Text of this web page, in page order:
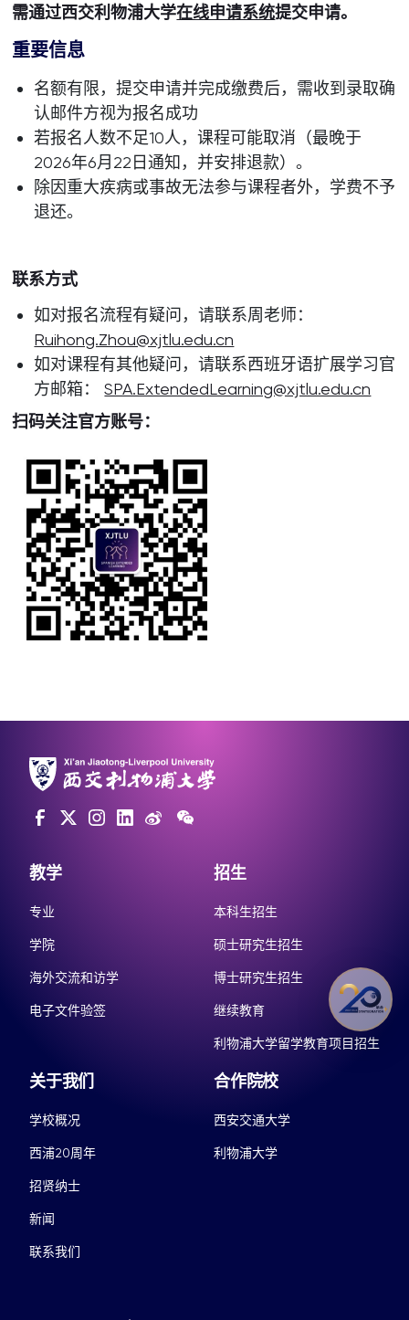
需通过西交利物浦大学在线申请系统提交申请。
重要信息
名额有限，提交申请并完成缴费后，需收到录取确
认邮件方视为报名成功
若报名人数不足10人，课程可能取消（最晚于
2026年6月22日通知，并安排退款）。
除因重大疾病或事故无法参与课程者外，学费不予
退还。
联系方式
如对报名流程有疑问，请联系周老师：
Ruihong.Zhou@xjtlu.edu.cn
如对课程有其他疑问，请联系西班牙语扩展学习官
方邮箱：SPA.ExtendedLearning@xjtlu.edu.cn
扫码关注官方账号：
教学
专业
学院
海外交流和访学
电子文件验签
招生
本科生招生
硕士研究生招生
博士研究生招生
继续教育
利物浦大学留学教育项目招生
关于我们
学校概况
西浦20周年
招贤纳士
新闻
联系我们
合作院校
西安交通大学
利物浦大学